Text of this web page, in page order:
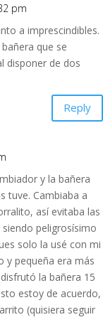
pm
a imprescindibles.
que se
disponer de dos
Reply
y la bañera
tuve. Cambiaba a
así evitaba las
peligrosísimo
solo la usé con mi
y pequeña era más
la bañera 15
estoy de acuerdo,
(quisiera seguir